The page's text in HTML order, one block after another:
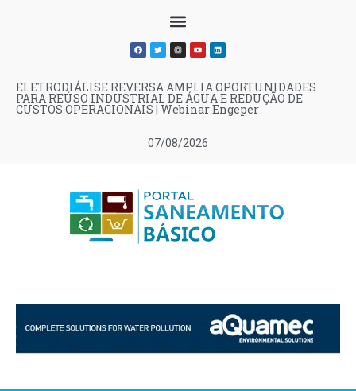
07/08/2026
ELETRODIÁLISE REVERSA AMPLIA OPORTUNIDADES
PARA REÚSO INDUSTRIAL DE ÁGUA E REDUÇÃO DE
CUSTOS OPERACIONAIS | Webinar Engeper